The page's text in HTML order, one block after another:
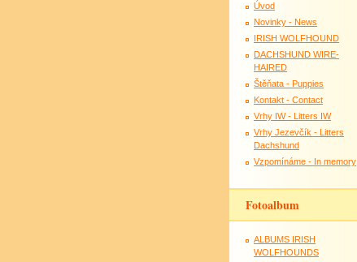
Úvod
Novinky - News
IRISH WOLFHOUND
DACHSHUND WIRE-
HAIRED
Štěňata - Puppies
Kontakt - Contact
Vrhy IW - Litters IW
Vrhy Jezevčík - Litters
Dachshund
Vzpomínáme - In memory
Fotoalbum
ALBUMS IRISH
WOLFHOUNDS